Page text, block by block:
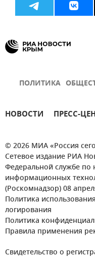
ПОЛИТИКА
НОВОСТИ ПРЕСС-
© 2026 МИА «Россия
Сетевое издание РИА
Федеральной службе по
информационных
(Роскомнадзор) 08
Политика
логирования
Политика
Правила применения
Свидетельство о